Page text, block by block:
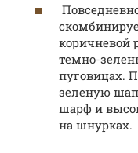
коричневой
темно-
пуговицах.
зеленую
шарф и
на шнурках.